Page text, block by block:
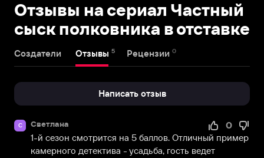
Отзывы на сериал Частный
сыск полковника в отставке
Создатели Отзывы 5 Рецензии 0
Написать отзыв
С Светлана
0
1-й сезон смотрится на 5 баллов. Отличный пример
камерного детектива - усадьба, гость ведет